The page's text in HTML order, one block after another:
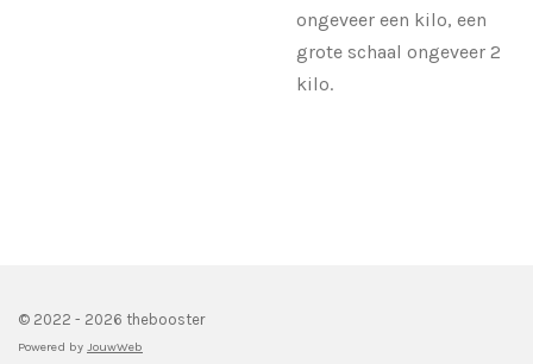
ongeveer een kilo, een
grote schaal ongeveer 2
kilo.
© 2022 - 2026 thebooster
Powered by JouwWeb